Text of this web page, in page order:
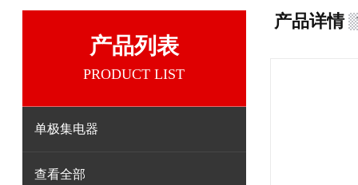
产品列表
PRODUCT LIST
单极集电器
查看全部
产品详情